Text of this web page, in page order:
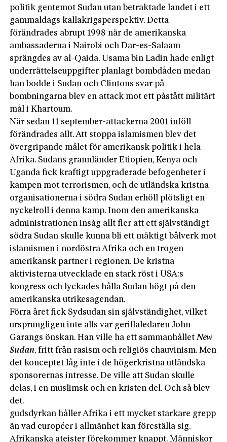
politik gentemot Sudan utan betraktade landet i ett
gammaldags kallakrigsperspektiv. Detta
förändrades abrupt 1998 när de amerikanska
ambassaderna i Nairobi och Dar-es-Salaam
sprängdes av al-Qaida. Usama bin Ladin hade enligt
underrättelseuppgifter planlagt bombdåden medan
han bodde i Sudan och Clintons svar på
bombningarna blev en attack mot ett påstått militärt
mål i Khartoum.
När sedan 11 september-attackerna 2001 inföll
förändrades allt. Att stoppa islamismen blev det
övergripande målet för amerikansk politik i hela
Afrika. Sudans grannländer Etiopien, Kenya och
Uganda fick kraftigt uppgraderade befogenheter i
kampen mot terrorismen, och de utländska kristna
organisationerna i södra Sudan erhöll plötsligt en
nyckelroll i denna kamp. Inom den amerikanska
administrationen insåg allt fler att ett självständigt
södra Sudan skulle kunna bli ett mäktigt bålverk mot
islamismen i nordöstra Afrika och en trogen
amerikansk partner i regionen. De kristna
aktivisterna utvecklade en stark röst i USA:s
kongress och lyckades hålla Sudan högt på den
amerikanska utrikesagendan.
Förra året fick Sydsudan sin självständighet, vilket
ursprungligen inte alls var gerillaledaren John
Garangs önskan. Han ville ha ett sammanhålletNew
Sudan, fritt från rasism och religiös chauvinism. Men
det konceptet låg inte i de högerkristna utländska
sponsorernas intresse. De ville att Sudan skulle
delas, i en muslimsk och en kristen del. Och så blev
det.
gudsdyrkan håller Afrika i ett mycket starkare grepp
än vad européer i allmänhet kan föreställa sig.
Afrikanska ateister förekommer knappt. Människor